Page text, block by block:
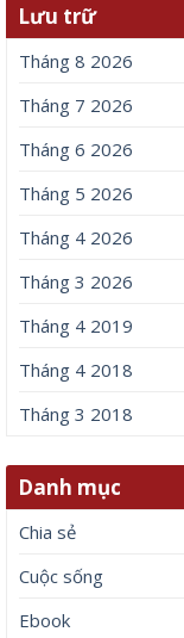
Lưu trữ
Tháng 8 2026
Tháng 7 2026
Tháng 6 2026
Tháng 5 2026
Tháng 4 2026
Tháng 3 2026
Tháng 4 2019
Tháng 4 2018
Tháng 3 2018
Danh mục
Chia sẻ
Cuộc sống
Ebook